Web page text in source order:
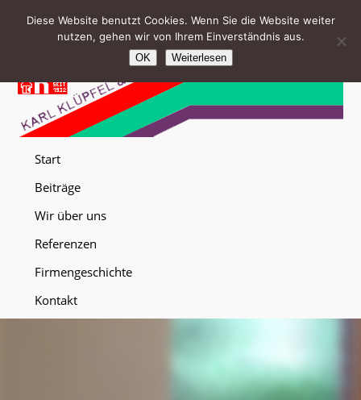
Start
Beiträge
Wir über uns
Referenzen
Firmengeschichte
Kontakt
Diese Website benutzt Cookies. Wenn Sie die Website weiter
nutzen, gehen wir von Ihrem Einverständnis aus.
OK Weiterlesen